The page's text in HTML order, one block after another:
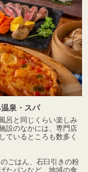
泉・スパ
呂と同じくらい楽しみ
設のなかには、専門店
ているところも数多く
ごはん、石臼引きの粉
たパンなど、地域の食